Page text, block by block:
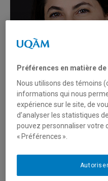
Courriel:
Préférences en matière
Nous utilisons des témoins
informations qui nous
expérience sur le site, de
d’analyser les statistiques
pouvez personnaliser votre
« Préférences ».